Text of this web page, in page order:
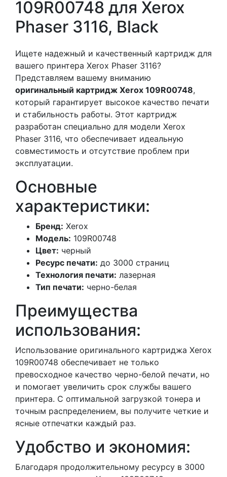
109R00748 для Xerox
Phaser 3116, Black
Ищете надежный и качественный картридж для
вашего принтера Xerox Phaser 3116?
Представляем вашему вниманию
оригинальный картридж Xerox 109R00748,
который гарантирует высокое качество печати
и стабильность работы. Этот картридж
разработан специально для модели Xerox
Phaser 3116, что обеспечивает идеальную
совместимость и отсутствие проблем при
эксплуатации.
Основные
характеристики:
Бренд: Xerox
Модель: 109R00748
Цвет: черный
Ресурс печати: до 3000 страниц
Технология печати: лазерная
Тип печати: черно-белая
Преимущества
использования:
Использование оригинального картриджа Xerox
109R00748 обеспечивает не только
превосходное качество черно-белой печати, но
и помогает увеличить срок службы вашего
принтера. С оптимальной загрузкой тонера и
точным распределением, вы получите четкие и
ясные отпечатки каждый раз.
Удобство и экономия:
Благодаря продолжительному ресурсу в 3000